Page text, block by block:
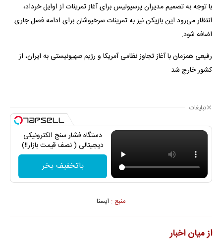
با توجه به تصمیم مدیران پرسپولیس برای آغاز تمرینات از اوایل خرداد،
انتظار می‌رود این بازیکن نیز به تمرینات سرخپوشان برای ادامه فصل جاری
اضافه شود.
رفیعی همزمان با آغاز تجاوز نظامی آمریکا و رژیم صهیونیستی به ایران، از
کشور خارج شد.
تبلیغات
دستگاه فشار سنج الکترونیکی
دیجیتالی ( نصف قیمت بازار!!)
باتخفیف بخر
منبع : ايسنا
از میان اخبار